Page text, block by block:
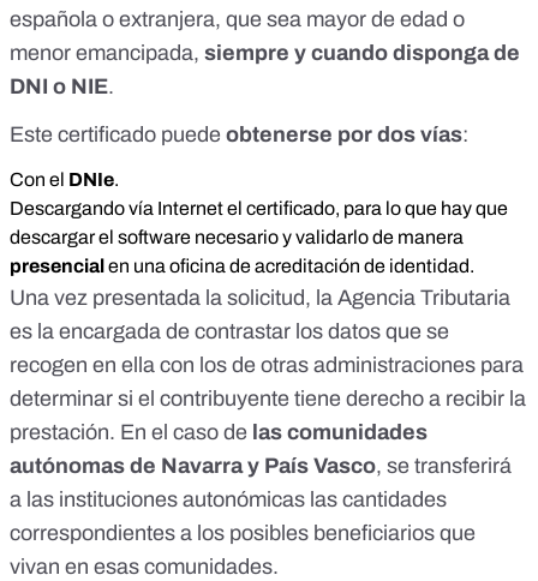
española o extranjera, que sea mayor de edad o
menor emancipada, siempre y cuando disponga de
DNI o NIE.
Este certificado puede obtenerse por dos vías:
Con el DNIe.
Descargandovía Internet el certificado, para lo que hay que
descargar el software necesario y validarlo de manera
presencialen una oficina deacreditación de identidad.
Una vez presentada la solicitud, la Agencia Tributaria
es la encargada de contrastar los datos que se
recogen en ella con los de otras administraciones para
determinar si el contribuyente tiene derecho a recibir la
prestación. En el caso de las comunidades
autónomas de Navarra y País Vasco, se transferirá
a las instituciones autonómicas las cantidades
correspondientes a los posibles beneficiarios que
vivan en esas comunidades.